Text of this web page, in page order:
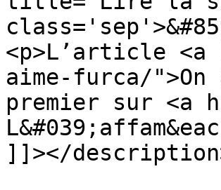
<p>L’article <a
aime-furca/">On
premier sur <a
]]></